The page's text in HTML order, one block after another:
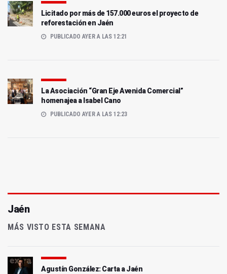
Licitado por más de 157.000 euros el proyecto de
reforestación en Jaén
PUBLICADO AYER A LAS 12:21
La Asociación “Gran Eje Avenida Comercial”
homenajea a Isabel Cano
PUBLICADO AYER A LAS 12:23
Jaén
MÁS VISTO ESTA SEMANA
Agustín González: Carta a Jaén